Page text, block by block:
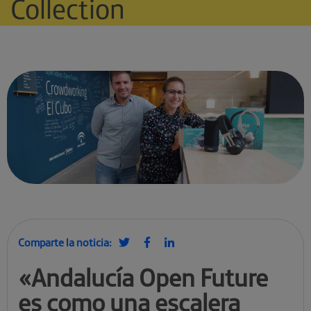
Collection
Comparte la noticia:
«Andalucía Open Future
es como una escalera